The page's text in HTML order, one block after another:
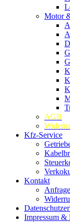
Motor
AGB
Kfz-Service
Kontakt
Impressum &